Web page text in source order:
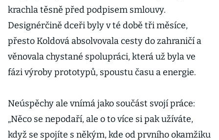
krachla těsně před podpisem smlouvy.
Designérčině dceři byly v té době tři měsíce,
přesto Koldová absolvovala cesty do zahraničí a
věnovala chystané spolupráci, která už byla ve
fázi výroby prototypů, spoustu času a energie.
Neúspěchy ale vnímá jako součást svojí práce:
„Něco se nepodaří, ale o to více si pak užíváte,
když se spojíte s někým, kde od prvního okamžiku